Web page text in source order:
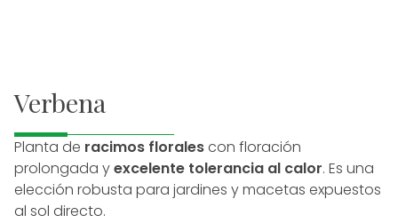
Verbena
Planta de racimos floralescon floración
prolongada yexcelente tolerancia al calor. Es una
elección robusta para jardines y macetas expuestos
al sol directo.